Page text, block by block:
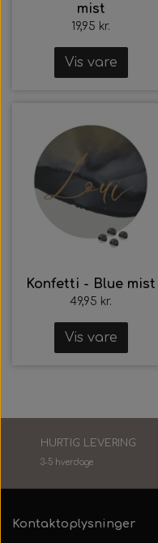
mist
19,95 kr.
Vis vare
Konfetti - Blue mist
49,95 kr.
Vis vare
HURTIG LEVERING
3-5 hverdage
Kontaktoplysninger